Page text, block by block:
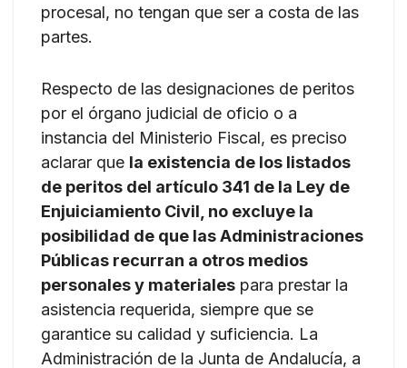
procesal, no tengan que ser a costa de las
partes.
Respecto de las designaciones de peritos
por el órgano judicial de oficio o a
instancia del Ministerio Fiscal, es preciso
aclarar que la existencia de los listados
de peritos del artículo 341 de la Ley de
Enjuiciamiento Civil, no excluye la
posibilidad de que las Administraciones
Públicas recurran a otros medios
personales y materiales para prestar la
asistencia requerida, siempre que se
garantice su calidad y suficiencia. La
Administración de la Junta de Andalucía, a